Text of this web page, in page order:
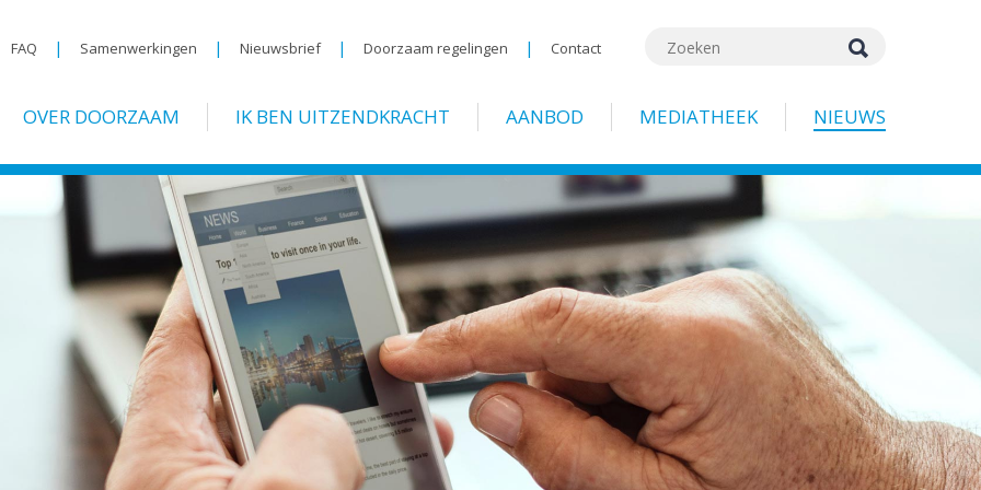
OVER DOORZAAM IK BEN UITZENDKRACHT AANBOD MEDIATHEEK NIEUWS
FAQ | Samenwerkingen | Nieuwsbrief | Doorzaam regelingen | Contact